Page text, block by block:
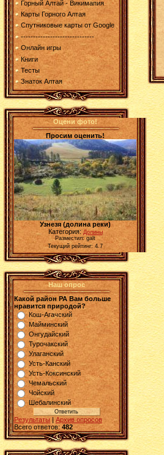
Горный Алтай - Викимапия
Карты Горного Алтая
Спутниковые карты от Google
------------------------------
Онлайн игры
Книги
Тесты
Знаток Алтая
Оцени фото!
Просим оценить!
Узнезя (долина реки)
Категория: Долины
Разместил: galt
Текущий рейтинг: 4.7
Наш опрос
Какой район РА Вам больше
нравится природой?
Кош-Агачский
Майминский
Онгудайский
Турочакский
Улаганский
Усть-Канский
Усть-Коксинский
Чемальский
Чойский
Шебалинский
Результаты |Архив опросов
Всего ответов: 482